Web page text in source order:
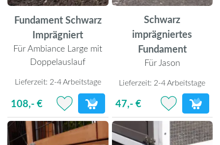
Fundament Schwarz
Imprägniert
Für Ambiance Large mit
Doppelauslauf
Lieferzeit: 2-4 Arbeitstage
108,- €
Schwarz
imprägniertes
Fundament
Für Jason
Lieferzeit: 2-4 Arbeitstage
47,- €